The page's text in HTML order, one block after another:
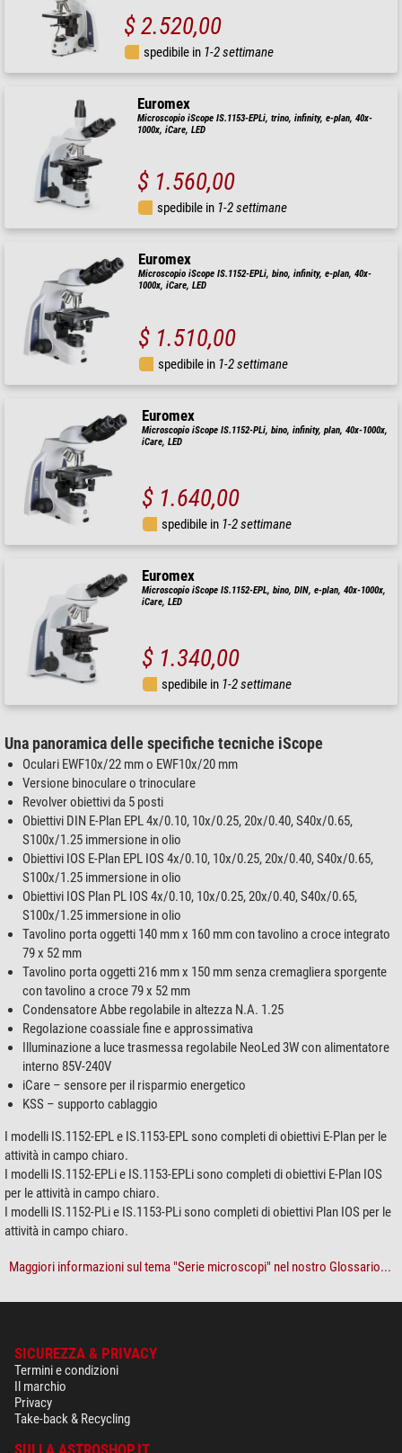
$ 2.520,00
spedibile in 1-2 settimane
Euromex
Microscopio iScope IS.1153-EPLi, trino, infinity, e-plan, 40x-
1000x, iCare, LED
$ 1.560,00
spedibile in 1-2 settimane
Euromex
Microscopio iScope IS.1152-EPLi, bino, infinity, e-plan, 40x-
1000x, iCare, LED
$ 1.510,00
spedibile in 1-2 settimane
Euromex
Microscopio iScope IS.1152-PLi, bino, infinity, plan, 40x-1000x,
iCare, LED
$ 1.640,00
spedibile in 1-2 settimane
Euromex
Microscopio iScope IS.1152-EPL, bino, DIN, e-plan, 40x-1000x,
iCare, LED
$ 1.340,00
spedibile in 1-2 settimane
Una panoramica delle specifiche tecniche iScope
Oculari EWF10x/22 mm o EWF10x/20 mm
Versione binoculare o trinoculare
Revolver obiettivi da 5 posti
Obiettivi DIN E-Plan EPL 4x/0.10, 10x/0.25, 20x/0.40, S40x/0.65,
S100x/1.25 immersione in olio
Obiettivi IOS E-Plan EPL IOS 4x/0.10, 10x/0.25, 20x/0.40, S40x/0.65,
S100x/1.25 immersione in olio
Obiettivi IOS Plan PL IOS 4x/0.10, 10x/0.25, 20x/0.40, S40x/0.65,
S100x/1.25 immersione in olio
Tavolino porta oggetti 140 mm x 160 mm con tavolino a croce integrato
79 x 52 mm
Tavolino porta oggetti 216 mm x 150 mm senza cremagliera sporgente
con tavolino a croce 79 x 52 mm
Condensatore Abbe regolabile in altezza N.A. 1.25
Regolazione coassiale fine e approssimativa
Illuminazione a luce trasmessa regolabile NeoLed 3W con alimentatore
interno 85V-240V
iCare – sensore per il risparmio energetico
KSS – supporto cablaggio
I modelli IS.1152-EPL e IS.1153-EPL sono completi di obiettivi E-Plan per le
attività in campo chiaro.
I modelli IS.1152-EPLi e IS.1153-EPLi sono completi di obiettivi E-Plan IOS
per le attività in campo chiaro.
I modelli IS.1152-PLi e IS.1153-PLi sono completi di obiettivi Plan IOS per le
attività in campo chiaro.
Maggiori informazioni sul tema "Serie microscopi" nel nostro Glossario...
SICUREZZA & PRIVACY
Termini e condizioni
Il marchio
Privacy
Take-back & Recycling